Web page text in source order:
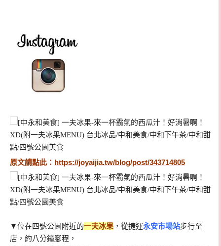
原文請點此： https://joyaijia.tw/blog/post/343714805
▼位在四號公園附近的一夫冰果 ，從捷運永安市場站步行至
店，約八分鐘腳程，